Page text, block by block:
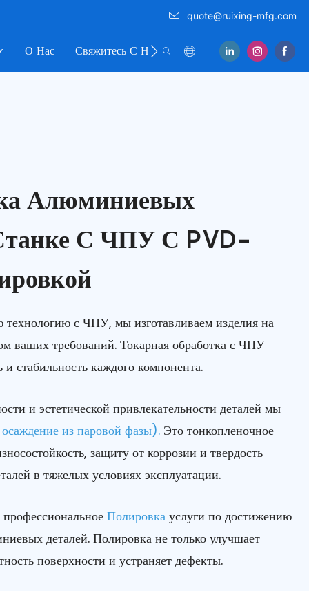
quote@ruixing-mfg.com
О Нас Свяжитесь С Нами
Алюминиевых
С ЧПУ С PVD-
с ЧПУ, мы изготавливаем изделия на
ваших требований. Токарная обработка с ЧПУ
стабильность каждого компонента.
и эстетической привлекательности деталей мы
из паровой фазы). Это тонкопленочное
защиту от коррозии и твердость
в тяжелых условиях эксплуатации.
Полировка услуги по достижению
деталей. Полировка не только улучшает
поверхности и устраняет дефекты.